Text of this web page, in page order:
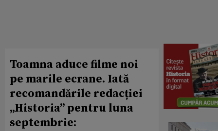
Toamna aduce filme noi
pe marile ecrane. Iată
recomandările redacției
„Historia” pentru luna
septembrie: